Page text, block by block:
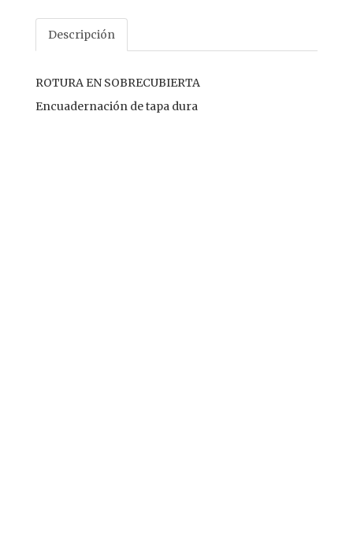
Descripción
ROTURA EN SOBRECUBIERTA
Encuadernación de tapa dura